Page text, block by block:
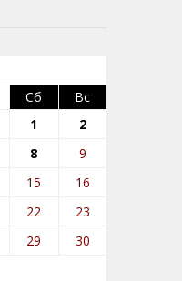
Сб
Вс
1
2
8
9
15
16
22
23
29
30